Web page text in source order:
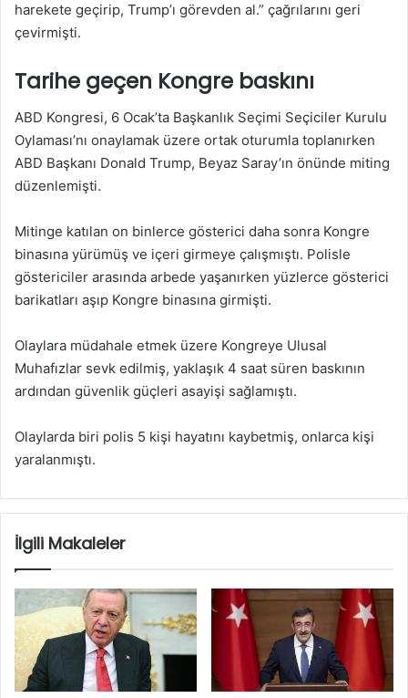
harekete geçirip, Trump’ı görevden al.” çağrılarını geri
çevirmişti.
Tarihe geçen Kongre baskını
ABD Kongresi, 6 Ocak’ta Başkanlık Seçimi Seçiciler Kurulu
Oylaması’nı onaylamak üzere ortak oturumla toplanırken
ABD Başkanı Donald Trump, Beyaz Saray’ın önünde miting
düzenlemişti.
Mitinge katılan on binlerce gösterici daha sonra Kongre
binasına yürümüş ve içeri girmeye çalışmıştı. Polisle
göstericiler arasında arbede yaşanırken yüzlerce gösterici
barikatları aşıp Kongre binasına girmişti.
Olaylara müdahale etmek üzere Kongreye Ulusal
Muhafızlar sevk edilmiş, yaklaşık 4 saat süren baskının
ardından güvenlik güçleri asayişi sağlamıştı.
Olaylarda biri polis 5 kişi hayatını kaybetmiş, onlarca kişi
yaralanmıştı.
İlgili Makaleler